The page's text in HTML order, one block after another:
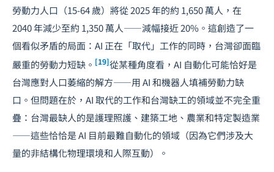
勞動力人口（15-64 歲）將從 2025 年的約 1,650 萬人，在
2040 年減少至約 1,350 萬人——減幅接近 20%。這創造了一
個看似矛盾的局面：AI 正在「取代」工作的同時，台灣卻面臨
嚴重的勞動力短缺。 [19]從某種角度看，AI 自動化可能恰好是
台灣應對人口萎縮的解方——用 AI 和機器人填補勞動力缺
口。但問題在於，AI 取代的工作和台灣缺工的領域並不完全重
疊：台灣最缺人的是護理照護、建築工地、農業和特定製造業
——這些恰恰是 AI 目前最難自動化的領域（因為它們涉及大
量的非結構化物理環境和人際互動）。